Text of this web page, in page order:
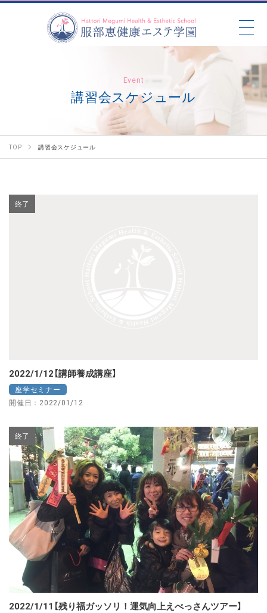
Event
講習会スケジュール
TOP 講習会スケジュール
終了
2022/1/12【講師養成講座】
座学セミナー
開催日：2022/01/12
終了
2022/1/11【残り福ガッソリ！運気向上えべっさんツアー】